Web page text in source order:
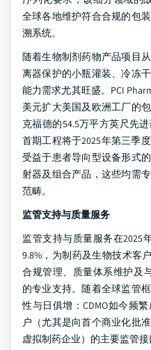
全球各地维护符合合规的包
溯系统。
随着生物制剂药物产品项目
离器保护的小瓶灌装、冷冻
能力需求尤其旺盛。PCI
美元扩大美国及欧洲工厂的
克福德的54.5万平方英尺先
首期工程将于2025年第三季
受益于患者导向型设备形式
射器及组合产品，这些均需
范畴。
监管支持与质量服务
监管支持与质量服务在2025
9.8%，为制药及生物技术客
合规管理、质量体系维护及
的专业支持。随着全球监管
性与日俱增：CDMO如今频
户（尤其是向首个商业化批
虚拟制药企业）的主要监管接